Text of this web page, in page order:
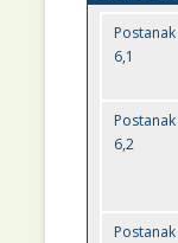
Postanak
6,1
Postanak
6,2
Postanak